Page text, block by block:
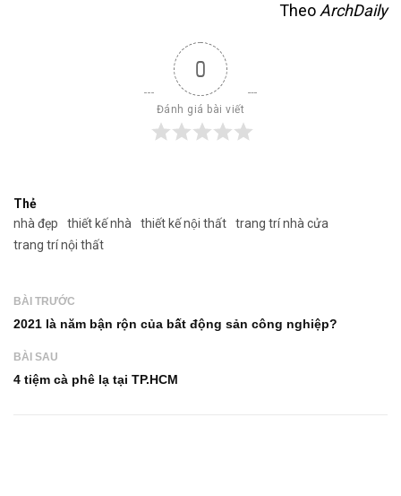
TheoArchDaily
0
Đánh giá bài viết
Thẻ
nhà đẹp
thiết kế nhà thiết kế nội thất
trang trí nhà cửa
trang trí nội thất
BÀI TRƯỚC
2021 là năm bận rộn của bất động sản công nghiệp?
BÀI SAU
4 tiệm cà phê lạ tại TP.HCM